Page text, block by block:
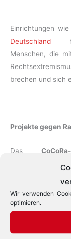
Wir verwenden
optimieren.
Einrichtungen wie
Deutschland
Menschen, die
brechen und sich
Projekte gegen
Das
Radicalisation“)
Partnerschaft,
Menschen
stützten sich auf
persönlichen